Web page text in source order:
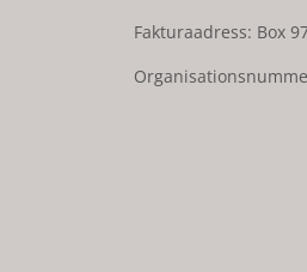
Fakturaadress: Box